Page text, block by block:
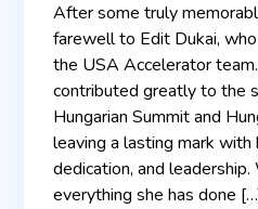
After some truly
farewell to Edit Dukai,
the USA Accelerator
contributed greatly to the
Hungarian Summit and
leaving a lasting mark with
dedication, and
everything she has done